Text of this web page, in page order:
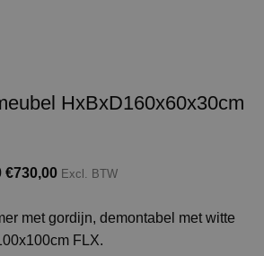
HxBxD160x60x30cm
€730,00 Excl. BTW